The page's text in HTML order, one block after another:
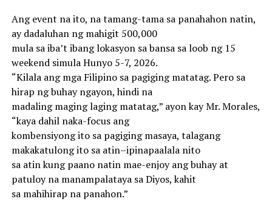
Ang event na ito, na tamang-tama sa panahahon natin,
ay dadaluhan ng mahigit 500,000
mula sa iba’t ibang lokasyon sa bansa sa loob ng 15
weekend simula Hunyo 5-7, 2026.
“Kilala ang mga Filipino sa pagiging matatag. Pero sa
hirap ng buhay ngayon, hindi na
madaling maging laging matatag,” ayon kay Mr. Morales,
“kaya dahil naka-focus ang
kombensiyong ito sa pagiging masaya, talagang
makakatulong ito sa atin–ipinapaalala nito
sa atin kung paano natin mae-enjoy ang buhay at
patuloy na manampalataya sa Diyos, kahit
sa mahihirap na panahon.”